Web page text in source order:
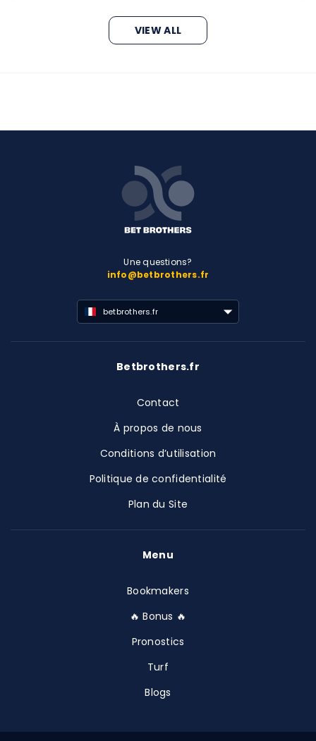
VIEW ALL
Une questions?
info@betbrothers.fr
betbrothers.fr
Betbrothers.fr
Contact
À propos de nous
Conditions d’utilisation
Politique de confidentialité
Plan du Site
Menu
Bookmakers
🔥 Bonus 🔥
Pronostics
Turf
Blogs